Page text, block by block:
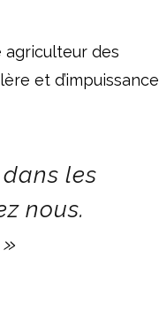
agriculteur des
et d’impuissance
les
nous.